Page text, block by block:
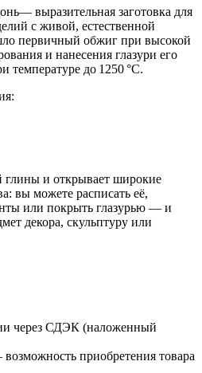
выразительная заготовка для
с живой, естественной
первичный обжиг при высокой
и нанесения глазури его
температуре до 1250 °C.
и открывает широкие
вы можете расписать её,
или покрыть глазурью — и
декора, скульптуру или
через СДЭК (наложенный
приобретения товара